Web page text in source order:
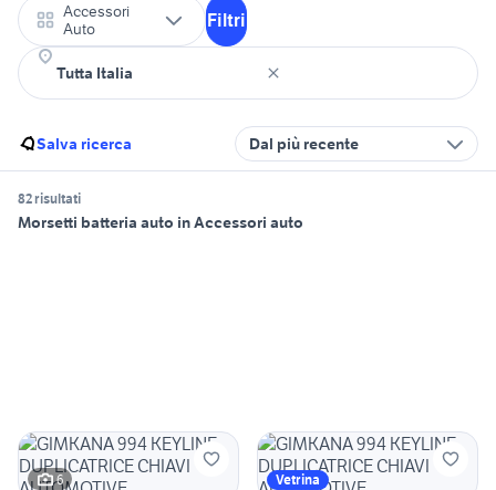
Accessori
Auto
Filtri
Salva ricerca Dal più recente
82 risultati
Morsetti batteria auto in Accessori auto
6 Vetrina